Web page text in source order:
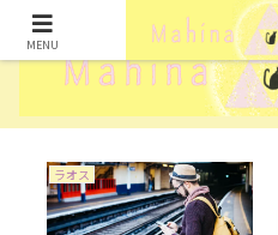
ラオス
MENU